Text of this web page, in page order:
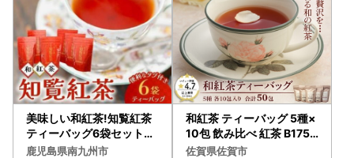
美味しい和紅茶!知覧紅茶
ティーバッグ6袋セット【
1185783】
鹿児島県南九州市
和紅茶 ティーバッグ 5種×
10包 飲み比べ 紅茶 B175-
011
佐賀県佐賀市